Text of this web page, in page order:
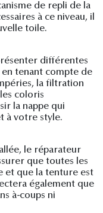
de repli de la
à ce niveau, il
toile.
différentes
tenant compte de
la filtration
coloris
la nappe qui
à votre style.
le réparateur
que toutes les
et que la tenture est
également que
à-coups ni